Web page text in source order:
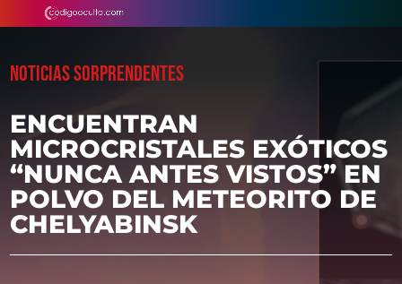
NOTICIAS SORPRENDENTES
ENCUENTRAN
MICROCRISTALES EXÓTICOS
“NUNCA ANTES VISTOS” EN
POLVO DEL METEORITO DE
CHELYABINSK